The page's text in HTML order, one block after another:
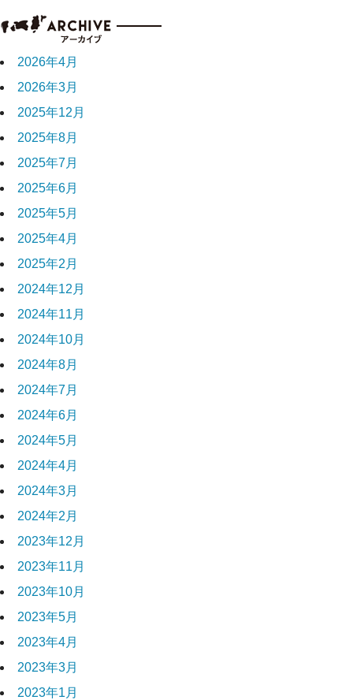
2026年4月
2026年3月
2025年12月
2025年8月
2025年7月
2025年6月
2025年5月
2025年4月
2025年2月
2024年12月
2024年11月
2024年10月
2024年8月
2024年7月
2024年6月
2024年5月
2024年4月
2024年3月
2024年2月
2023年12月
2023年11月
2023年10月
2023年5月
2023年4月
2023年3月
2023年1月